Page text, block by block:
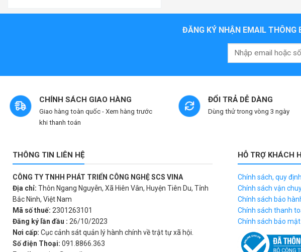
hạng
ĐĂNG KÝ NHẬN EMAIL THÔNG
CHÍNH SÁCH GIAO HÀNG
Giao hàng toàn quốc - Xem hàng trước
khi thanh toán
ĐỔI TRẢ DỄ DÀNG
Dùng thử trong vòng 3 ngày
THÔNG TIN LIÊN HỆ
CÔNG TY TNHH PHÁT TRIỂN CÔNG NGHỆ SCS VINA
Địa chỉ: Thôn Ngang Nguyễn, Xã Hiên Vân, Huyện Tiên Du, Tỉnh
Bắc Ninh, Việt Nam
Mã số thuế: 2301263101
Đăng ký lần đầu : 26/10/2023
Nơi cấp: Cục cảnh sát quản lý hành chính về trật tự xã hội.
Số điện Thoại: 091.8866.363
HỖ TRỢ KHÁCH
Chính sách, quy
Chính sách vận
Chính sách bảo
Chính sách thanh
Chính sách bảo